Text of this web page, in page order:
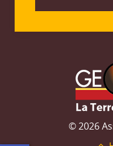
© 2026